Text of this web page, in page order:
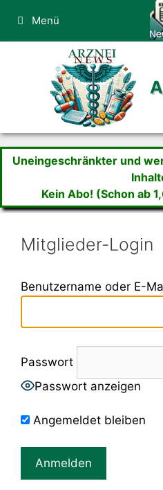
Inhalt
springen
Menü
Uneingeschränkter und
Kein Abo! (Schon ab
Mitglieder-Login
Benutzername oder E-
Passwort
Passwort anzeigen
Angemeldet bleiben